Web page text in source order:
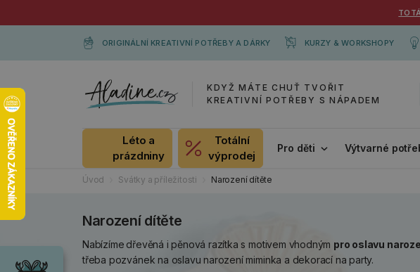
ORIGINÁLNÍ KREATIVNÍ POTŘEBY A DÁRKY KURZY & WORKSHOPY
KDYŽ MÁTE CHUŤ TVOŘIT
KREATIVNÍ POTŘEBY S NÁPADEM
Léto a
prázdniny
Totální
výprodej
Pro děti Výtvarné
Úvod Svátky a příležitosti Narození dítěte
Narození dítěte
Nabízíme dřevěná i pěnová razítka s motivem vhodným pro oslavu
třeba pozvánek na oslavu narození miminka a dekorací na party.
Dárky
Wrendale